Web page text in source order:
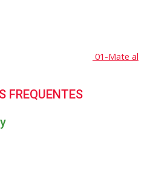
01-Mate al
FREQUENTES